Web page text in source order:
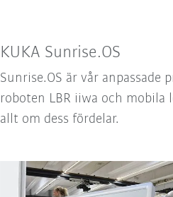
KUKA Sunrise.OS
Sunrise.OS är vår anpassade
roboten LBR iiwa och mobila
allt om dess fördelar.